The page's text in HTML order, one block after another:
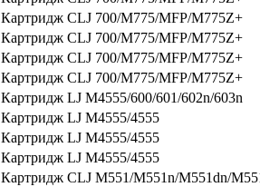
Картридж CLJ 700/M775/MFP/M775Z+
Картридж CLJ 700/M775/MFP/M775Z+
Картридж CLJ 700/M775/MFP/M775Z+
Картридж CLJ 700/M775/MFP/M775Z+
Картридж LJ M4555/600/601/602n/603n
Картридж LJ M4555/4555
Картридж LJ M4555/4555
Картридж LJ M4555/4555
Картридж CLJ M551/M551n/M551dn/